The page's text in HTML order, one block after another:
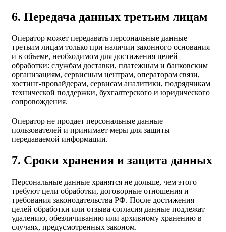
6. Передача данных третьим лицам
Оператор может передавать персональные данные
третьим лицам только при наличии законного основания
и в объеме, необходимом для достижения целей
обработки: службам доставки, платежным и банковским
организациям, сервисным центрам, операторам связи,
хостинг-провайдерам, сервисам аналитики, подрядчикам
технической поддержки, бухгалтерского и юридического
сопровождения.
Оператор не продает персональные данные
пользователей и принимает меры для защиты
передаваемой информации.
7. Сроки хранения и защита данных
Персональные данные хранятся не дольше, чем этого
требуют цели обработки, договорные отношения и
требования законодательства РФ. После достижения
целей обработки или отзыва согласия данные подлежат
удалению, обезличиванию или архивному хранению в
случаях, предусмотренных законом.